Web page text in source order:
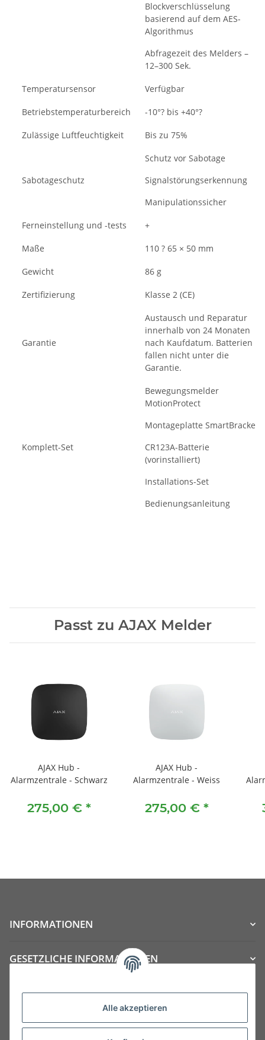
Alle akzeptieren
Blockverschlüsselung
basierend auf dem AES-
Algorithmus
Abfragezeit des Melders –
12–300 Sek.
Temperatursensor Verfügbar
Betriebstemperaturbereich -10°? bis +40°?
Zulässige Luftfeuchtigkeit Bis zu 75%
Sabotageschutz
Schutz vor Sabotage
Signalstörungserkennung
Manipulationssicher
Ferneinstellung und -tests +
Maße 110 ? 65 × 50 mm
Gewicht 86 g
Zertifizierung Klasse 2 (CE)
Garantie
Austausch und Reparatur
innerhalb von 24 Monaten
nach Kaufdatum. Batterien
fallen nicht unter die
Garantie.
Komplett-Set
Bewegungsmelder
MotionProtect
Montageplatte SmartBracket
CR123A-Batterie
(vorinstalliert)
Installations-Set
Bedienungsanleitung
Passt zu AJAX Melder
AJAX Hub -
Alarmzentrale - Schwarz
275,00 € *
AJAX Hub -
Alarmzentrale - Weiss
275,00 € *
INFORMATIONEN
GESETZLICHE INFORMATIONEN
Kategorien